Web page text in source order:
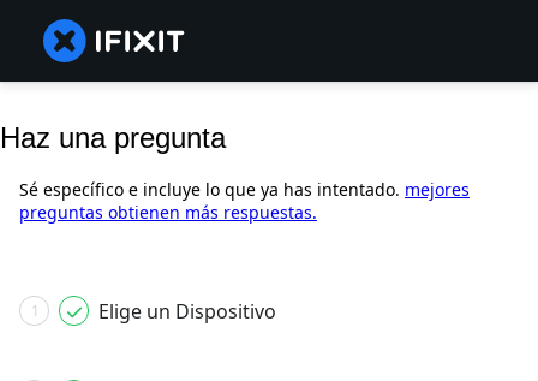
Haz una pregunta
Sé específico e incluye lo que ya has intentado. mejores
preguntas obtienen más respuestas.
1 Elige un Dispositivo